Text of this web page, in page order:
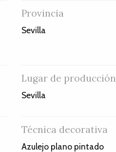
Provincia
Sevilla
Lugar de producción
Sevilla
Técnica decorativa
Azulejo plano pintado